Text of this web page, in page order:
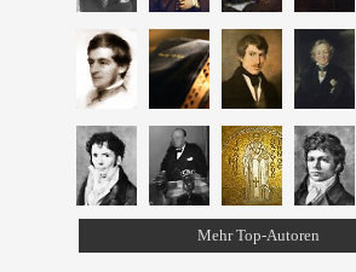
Mehr Top-Autoren